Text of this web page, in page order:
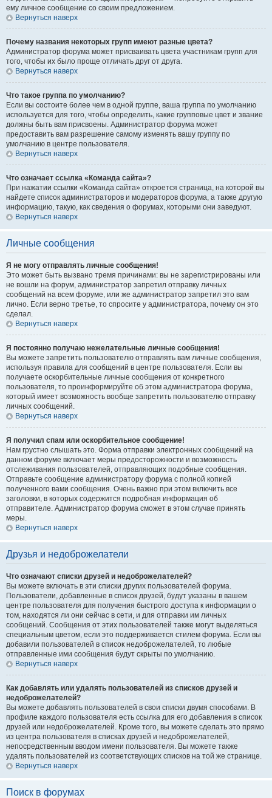
ему личное сообщение со своим предложением.
Вернуться наверх
Почему названия некоторых групп имеют разные цвета?
Администратор форума может присваивать цвета участникам групп для
того, чтобы их было проще отличать друг от друга.
Вернуться наверх
Что такое группа по умолчанию?
Если вы состоите более чем в одной группе, ваша группа по умолчанию
используется для того, чтобы определить, какие групповые цвет и звание
должны быть вам присвоены. Администратор форума может
предоставить вам разрешение самому изменять вашу группу по
умолчанию в центре пользователя.
Вернуться наверх
Что означает ссылка «Команда сайта»?
При нажатии ссылки «Команда сайта» откроется страница, на которой вы
найдете список администраторов и модераторов форума, а также другую
информацию, такую, как сведения о форумах, которыми они заведуют.
Вернуться наверх
Личные сообщения
Я не могу отправлять личные сообщения!
Это может быть вызвано тремя причинами: вы не зарегистрированы или
не вошли на форум, администратор запретил отправку личных
сообщений на всем форуме, или же администратор запретил это вам
лично. Если верно третье, то спросите у администратора, почему он это
сделал.
Вернуться наверх
Я постоянно получаю нежелательные личные сообщения!
Вы можете запретить пользователю отправлять вам личные сообщения,
используя правила для сообщений в центре пользователя. Если вы
получаете оскорбительные личные сообщения от конкретного
пользователя, то проинформируйте об этом администратора форума,
который имеет возможность вообще запретить пользователю отправку
личных сообщений.
Вернуться наверх
Я получил спам или оскорбительное сообщение!
Нам грустно слышать это. Форма отправки электронных сообщений на
данном форуме включает меры предосторожности и возможность
отслеживания пользователей, отправляющих подобные сообщения.
Отправьте сообщение администратору форума с полной копией
полученного вами сообщения. Очень важно при этом включить все
заголовки, в которых содержится подробная информация об
отправителе. Администратор форума сможет в этом случае принять
меры.
Вернуться наверх
Друзья и недоброжелатели
Что означают списки друзей и недоброжелателей?
Вы можете включать в эти списки других пользователей форума.
Пользователи, добавленные в список друзей, будут указаны в вашем
центре пользователя для получения быстрого доступа к информации о
том, находятся ли они сейчас в сети, и для отправки им личных
сообщений. Сообщения от этих пользователей также могут выделяться
специальным цветом, если это поддерживается стилем форума. Если вы
добавили пользователей в список недоброжелателей, то любые
отправленные ими сообщения будут скрыты по умолчанию.
Вернуться наверх
Как добавлять или удалять пользователей из списков друзей и
недоброжелателей?
Вы можете добавлять пользователей в свои списки двумя способами. В
профиле каждого пользователя есть ссылка для его добавления в список
друзей или недоброжелателей. Кроме того, вы можете сделать это прямо
из центра пользователя в списках друзей и недоброжелателей,
непосредственным вводом имени пользователя. Вы можете также
удалять пользователей из соответствующих списков на той же странице.
Вернуться наверх
Поиск в форумах